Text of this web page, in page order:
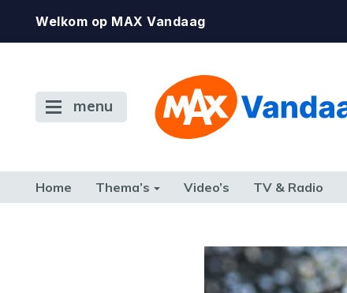
Welkom op MAX Vandaag
menu
Home Thema’s Video’s TV & Radio